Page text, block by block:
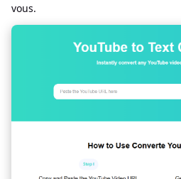
vous.